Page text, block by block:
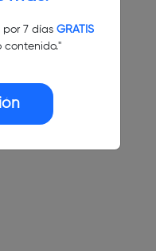
7 días GRATIS
contenido."